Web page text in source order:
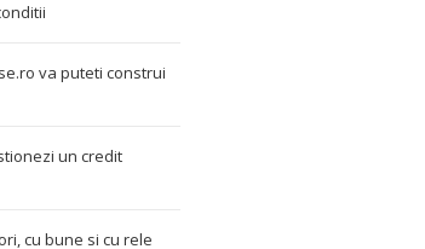
va puteti construi
un credit
cu bune si cu rele